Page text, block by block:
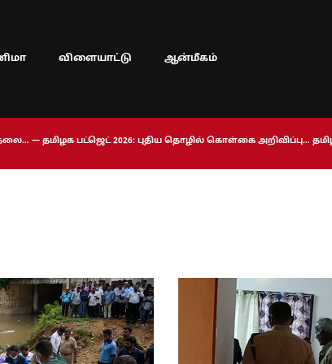
விளையாட்டு ஆன்மீகம்
— தமிழக பட்ஜெட் 2026: புதிய தொழில் கொள்கை அறிவிப்பு…